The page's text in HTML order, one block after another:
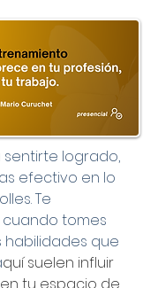
sentirte logrado,
efectivo en lo
Te
tomes
habilidades que
quí suelen influir